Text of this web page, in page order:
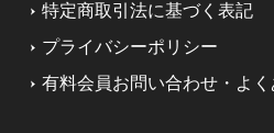
特定商取引法に基づく表記
プライバシーポリシー
有料会員お問い合わせ・よく